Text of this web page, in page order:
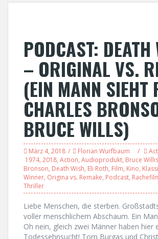
PODCAST: DEATH
– ORIGINAL VS.
(EIN MANN SIEHT
CHARLES
BRUCE WILLS)
März 4, 2018 Florian Wurfbaum
1974, 2018, Action, Audioprodukt, Bruce Willis
Bronson, Death Wish, Eli Roth, Film, Kino,
Winner, Origina vs. Remake, Podcast,
Thriller
Liebe Menschen, die sterben.
voller menschlichem Abschaum. Ein
Oh nein, gleich zwei Männer haben hier
Todessehnsucht! Tom Burgas und